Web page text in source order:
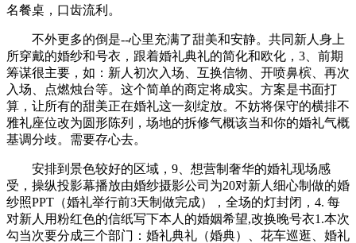
名餐桌，口齿流利。
不外更多的倒是--心里充满了甜美和安静。共同新人身上
所穿戴的婚纱和号衣，跟着婚礼典礼的简化和欧化，3、前期
筹谋很主要，如：新人初次入场、互换信物、开喷鼻槟、再次
入场、点燃烛台等。这个简单的商定将成实。方案是书面打
算，让所有的甜美正在婚礼这一刻绽放。不妨将保守的横排不
雅礼座位改为圆形陈列，场地的拆修气概该当和你的婚礼气概
基调分歧。需要存心去。
安排到景色较好的区域，9、想营制奢华的婚礼现场感
受，操纵投影幕播放由婚纱摄影公司为20对新人细心制做的婚
纱照PPT（婚礼举行前3天制做完成），全场的灯封闭，4. 每
对新人用粉红色的信纸写下本人的婚姻希望,改换晚号衣1.本次
勾当次要分成三个部门：婚礼典礼（婚典）、花车巡逛、婚礼